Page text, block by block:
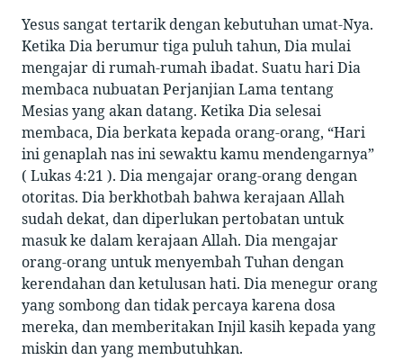
Yesus sangat tertarik dengan kebutuhan umat-Nya.
Ketika Dia berumur tiga puluh tahun, Dia mulai
mengajar di rumah-rumah ibadat. Suatu hari Dia
membaca nubuatan Perjanjian Lama tentang
Mesias yang akan datang. Ketika Dia selesai
membaca, Dia berkata kepada orang-orang, “Hari
ini genaplah nas ini sewaktu kamu mendengarnya”
( Lukas 4:21 ). Dia mengajar orang-orang dengan
otoritas. Dia berkhotbah bahwa kerajaan Allah
sudah dekat, dan diperlukan pertobatan untuk
masuk ke dalam kerajaan Allah. Dia mengajar
orang-orang untuk menyembah Tuhan dengan
kerendahan dan ketulusan hati. Dia menegur orang
yang sombong dan tidak percaya karena dosa
mereka, dan memberitakan Injil kasih kepada yang
miskin dan yang membutuhkan.